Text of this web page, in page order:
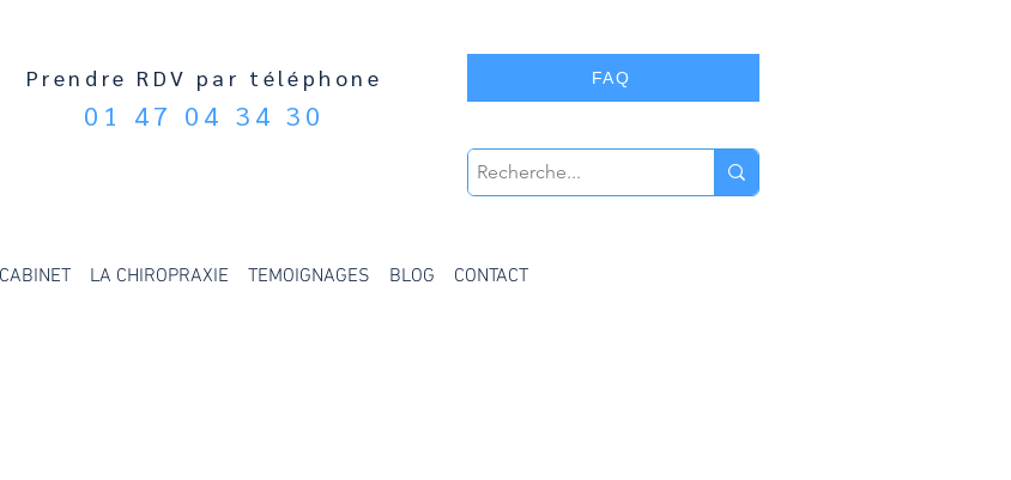
Prendre RDV par téléphone
01 47 04 34 30
FAQ
LA CHIROPRAXIE TEMOIGNAGES BLOG CONTACT